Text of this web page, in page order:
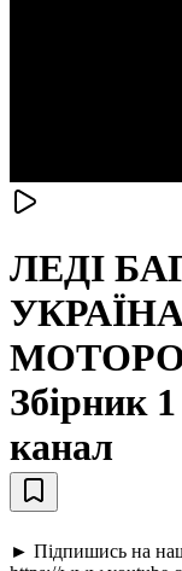
ЛЕДІ
УКРАЇНА
Збірник
канал
► Підпишись на наш